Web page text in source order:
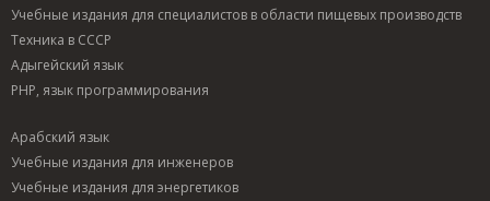
Учебные издания для специалистов в области пищевых производств
Техника в СССР
Адыгейский язык
PHP, язык программирования
Арабский язык
Учебные издания для инженеров
Учебные издания для энергетиков